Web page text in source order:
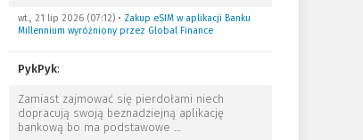
wt., 21 lip 2026 (07:12)• Zakup eSIM w aplikacji Banku
Millennium wyróżniony przez Global Finance
PykPyk:
Zamiast zajmować się pierdołami niech
dopracują swoją beznadziejną aplikację
bankową bo ma podstawowe …